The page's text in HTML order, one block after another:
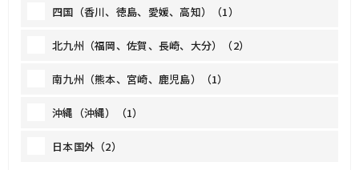
四国（香川、徳島、愛媛、高知）（1）
北九州（福岡、佐賀、長崎、大分）（2）
南九州（熊本、宮崎、鹿児島）（1）
沖縄（沖縄）（1）
日本国外（2）